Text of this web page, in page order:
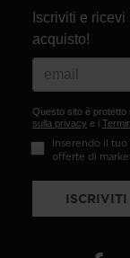
Iscriviti e
acquisto!
Questo sito è protetto
sulla privacy e i
Inserendo il
offerte di
ISCRIVITI